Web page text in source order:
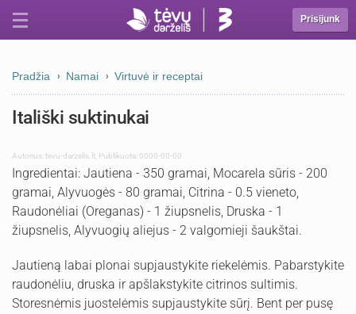
Prisijunk
Pradžia Namai Virtuvė ir receptai
Itališki suktinukai
Autorius:tevu-darzelis.lt Publikuota: 0000-00-00
Ingredientai: Jautiena - 350 gramai, Mocarela sūris - 200
gramai, Alyvuogės - 80 gramai, Citrina - 0.5 vieneto,
Raudonėliai (Oreganas) - 1 žiupsnelis, Druska - 1
žiupsnelis, Alyvuogių aliejus - 2 valgomieji šaukštai.
Jautieną labai plonai supjaustykite riekelėmis. Pabarstykite
raudonėliu, druska ir apšlakstykite citrinos sultimis.
Storesnėmis juostelėmis supjaustykite sūrį. Bent per pusę